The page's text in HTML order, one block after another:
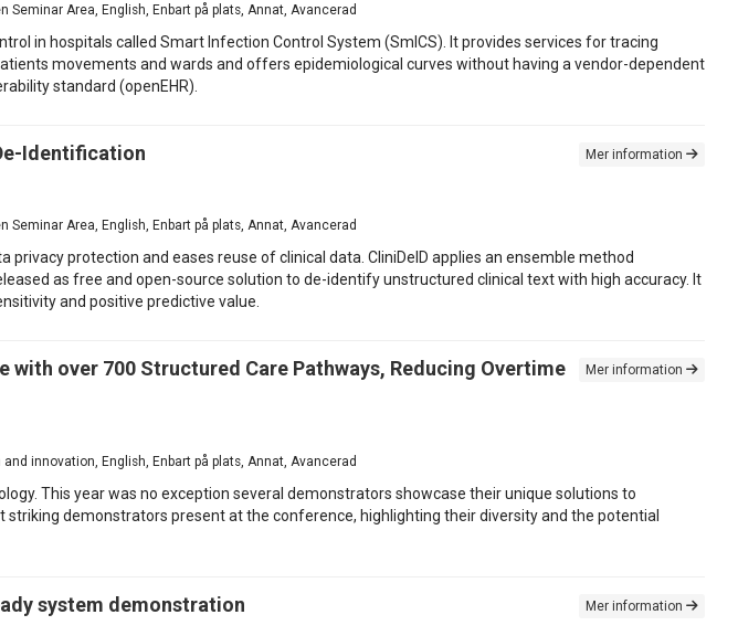
Seminar Area, English, Enbart på plats, Annat, Avancerad
in hospitals called Smart Infection Control System (SmICS). It provides services for tracing
movements and wards and offers epidemiological curves without having a vendor-dependent
standard (openEHR).
Identification
Seminar Area, English, Enbart på plats, Annat, Avancerad
Mer information
protection and eases reuse of clinical data. CliniDeID applies an ensemble method
as free and open-source solution to de-identify unstructured clinical text with high accuracy. It
and positive predictive value.
over 700 Structured Care Pathways, Reducing Overtime
innovation, English, Enbart på plats, Annat, Avancerad
Mer information
This year was no exception several demonstrators showcase their unique solutions to
demonstrators present at the conference, highlighting their diversity and the potential
system demonstration Mer information